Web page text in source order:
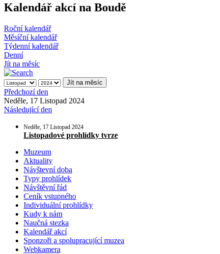
Kalendář akcí na Boudě
Roční kalendář
Měsíční kalendář
Týdenní kalendář
Denní
Jít na měsíc
Jít na měsíc
Předchozí den
Neděle, 17 Listopad 2024
Následující den
Neděle, 17 Listopad 2024
Listopadové prohlídky tvrze
Muzeum
Aktuality
Návštevní doba
Typy prohlídek
Návštěvní řád
Ceník vstupného
Individuální prohlídky
Kudy k nám
Naučná stezka
Kalendář akcí
Sponzoři a spolupracující muzea
Webkamera